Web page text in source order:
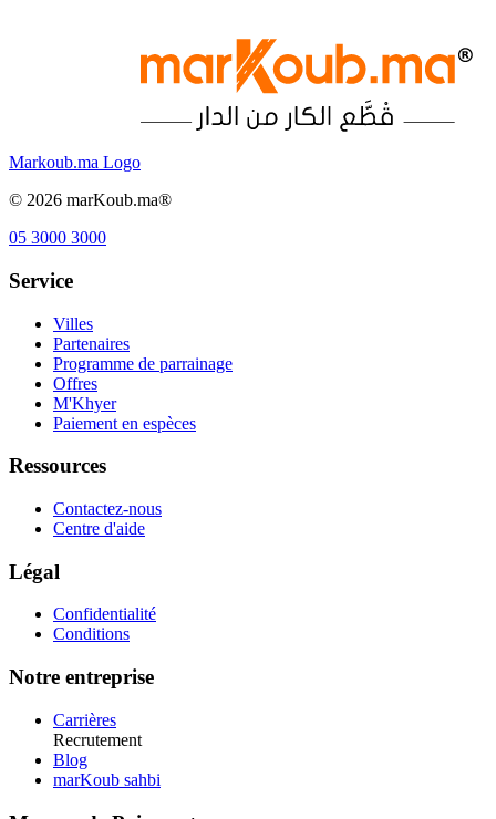
Markoub.ma Logo
© 2026 marKoub.ma®
05 3000 3000
Service
Villes
Partenaires
Programme de parrainage
Offres
M'Khyer
Paiement en espèces
Ressources
Contactez-nous
Centre d'aide
Légal
Confidentialité
Conditions
Notre entreprise
Carrières
Recrutement
Blog
marKoub sahbi